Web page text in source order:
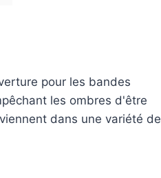
pour les bandes
les ombres d'être
dans une variété de